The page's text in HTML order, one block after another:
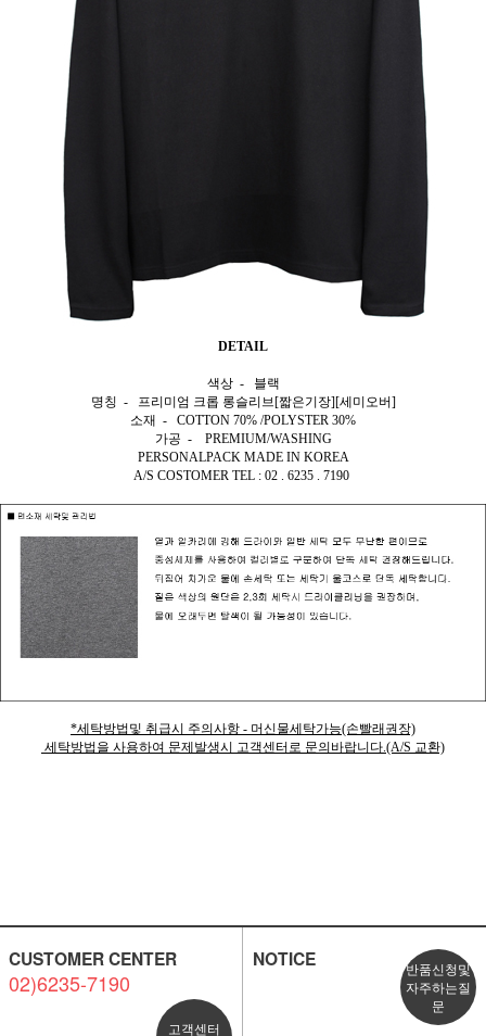
DETAIL
색상 - 블랙
명칭 - 프리미엄 크롭 롱슬리브[짧은기장][세미오버]
소재 - COTTON 70% /POLYSTER 30%
가공 - PREMIUM/WASHING
PERSONALPACK MADE IN KOREA
A/S COSTOMER TEL : 02 . 6235 . 7190
*세탁방법및 취급시 주의사항 - 머신물세탁가능(손빨래권장)
세탁방법을 사용하여 문제발생시 고객센터로 문의바랍니다.(A/S 교환)
CUSTOMER CENTER
02)6235-7190
고객센터
NOTICE
반품신청및
자주하는질
문